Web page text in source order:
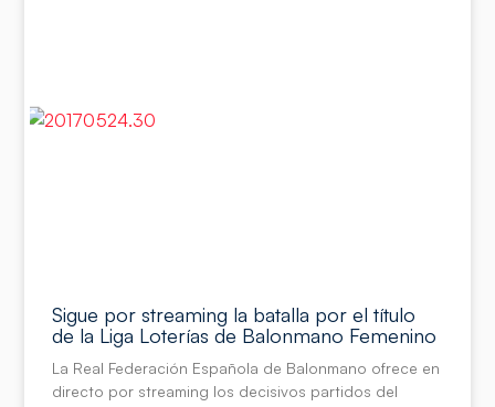
Sigue por streaming la batalla por el título
de la Liga Loterías de Balonmano Femenino
La Real Federación Española de Balonmano ofrece en
directo por streaming los decisivos partidos del